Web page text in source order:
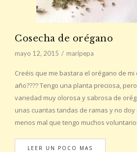
Cosecha de orégano
mayo 12, 2015 maripepa
Creéis que me bastara el orégano de
año???? Tengo una planta preciosa,
variedad muy olorosa y sabrosa de
unas cuantas tandas de ramas y no
menos mal que tengo muchos
LEER UN POCO MAS